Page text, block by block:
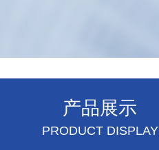
产品展示
PRODUCT DISPLAY